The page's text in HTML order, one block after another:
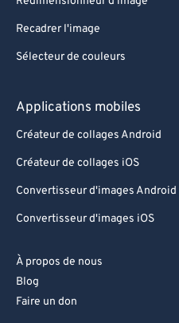
Recadrer l'image
Sélecteur de couleurs
Applications mobiles
Créateur de collages Android
Créateur de collages iOS
Convertisseur d'images Android
Convertisseur d'images iOS
À propos de nous
Blog
Faire un don